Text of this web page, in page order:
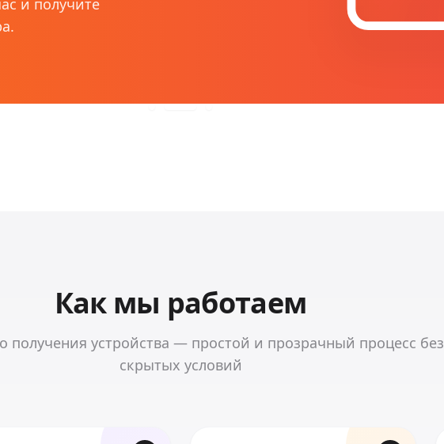
и получите
Как мы работаем
получения устройства — простой и прозрачный процесс без
скрытых условий